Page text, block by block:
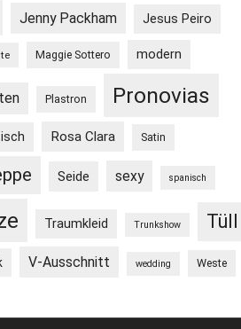
Jenny Packham Jesus Peiro
Maggie Sottero modern
Plastron Pronovias
Rosa Clara Satin
Seide sexy spanisch
Traumkleid Trunkshow Tüll
V-Ausschnitt wedding Weste